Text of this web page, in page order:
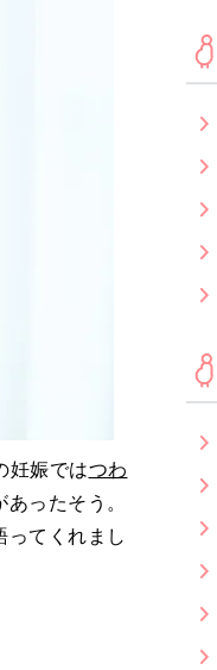
妊娠ではつわ
ったそう。
てくれまし